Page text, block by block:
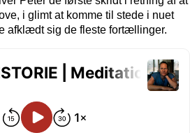
i glimt at komme til stede i nuet
afklædt sig de fleste fortællinger.